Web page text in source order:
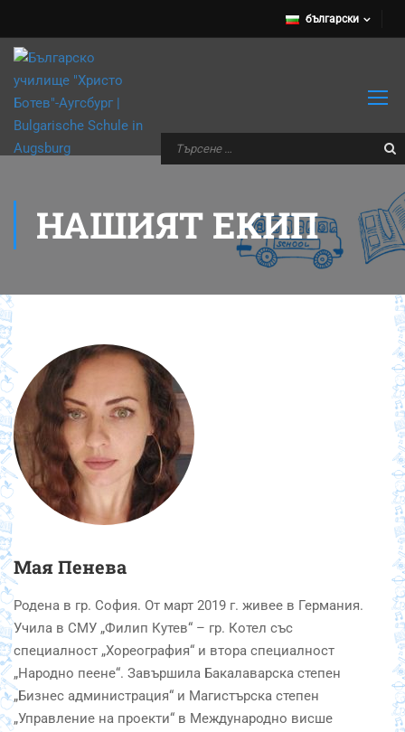
български
НАШИЯТ ЕКИП
Мая Пенева
Родена в гр. София. От март 2019 г. живее в Германия.
Учила в СМУ „Филип Кутев“ – гр. Котел със
специалност „Хореография“ и втора специалност
„Народно пеене“. Завършила Бакалаварска степен
„Бизнес администрация“ и Магистърска степен
„Управление на проекти“ в Международно висше